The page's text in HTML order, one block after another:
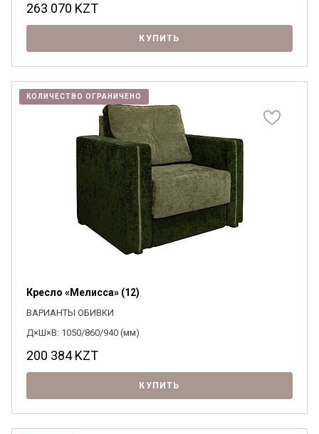
263 070 KZT
КУПИТЬ
КОЛИЧЕСТВО ОГРАНИЧЕНО
Кресло «Мелисса» (12)
ВАРИАНТЫ ОБИВКИ
Д×Ш×В: 1050/860/940 (мм)
200 384KZT
КУПИТЬ